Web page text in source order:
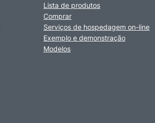
Lista de produtos
Comprar
Serviços de hospedagem on-line
Exemplo e demonstração
Modelos